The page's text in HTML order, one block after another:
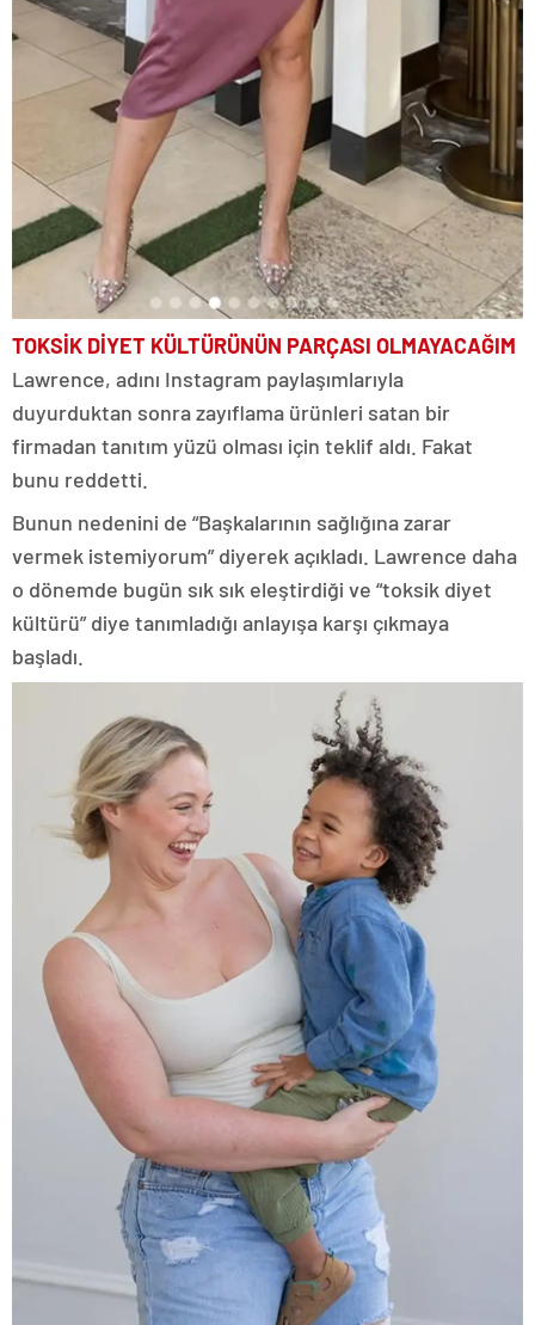
TOKSİK DİYET KÜLTÜRÜNÜN PARÇASI OLMAYACAĞIM
Lawrence, adını Instagram paylaşımlarıyla
duyurduktan sonra zayıflama ürünleri satan bir
firmadan tanıtım yüzü olması için teklif aldı. Fakat
bunu reddetti.
Bunun nedenini de “Başkalarının sağlığına zarar
vermek istemiyorum” diyerek açıkladı. Lawrence daha
o dönemde bugün sık sık eleştirdiği ve “toksik diyet
kültürü” diye tanımladığı anlayışa karşı çıkmaya
başladı.